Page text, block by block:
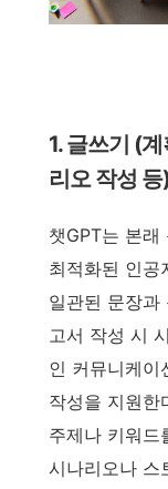
1. 글쓰기 (
리오 작성 등
챗GPT는 본래
최적화된 인공
일관된 문장과
고서 작성 시
인 커뮤니케이
작성을 지원한
주제나 키워드
시나리오나 스